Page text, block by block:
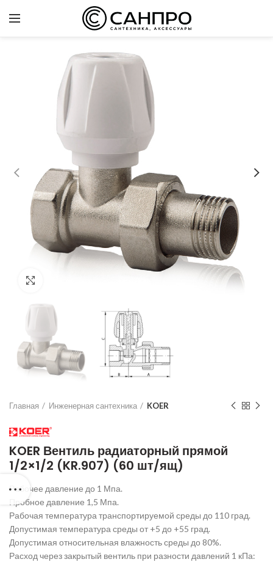
Главная Инженерная сантехника KOER
KOER Вентиль радиаторный прямой
1/2×1/2 (KR.907) (60 шт/ящ)
Рабочее давление до 1 Мпа.
Пробное давление 1,5 Мпа.
Рабочая температура транспортируемой среды до 110 град.
Допустимая температура среды от +5 до +55 град.
Допустимая относительная влажность среды до 80%.
Расход через закрытый вентиль при разности давлений 1 кПа: